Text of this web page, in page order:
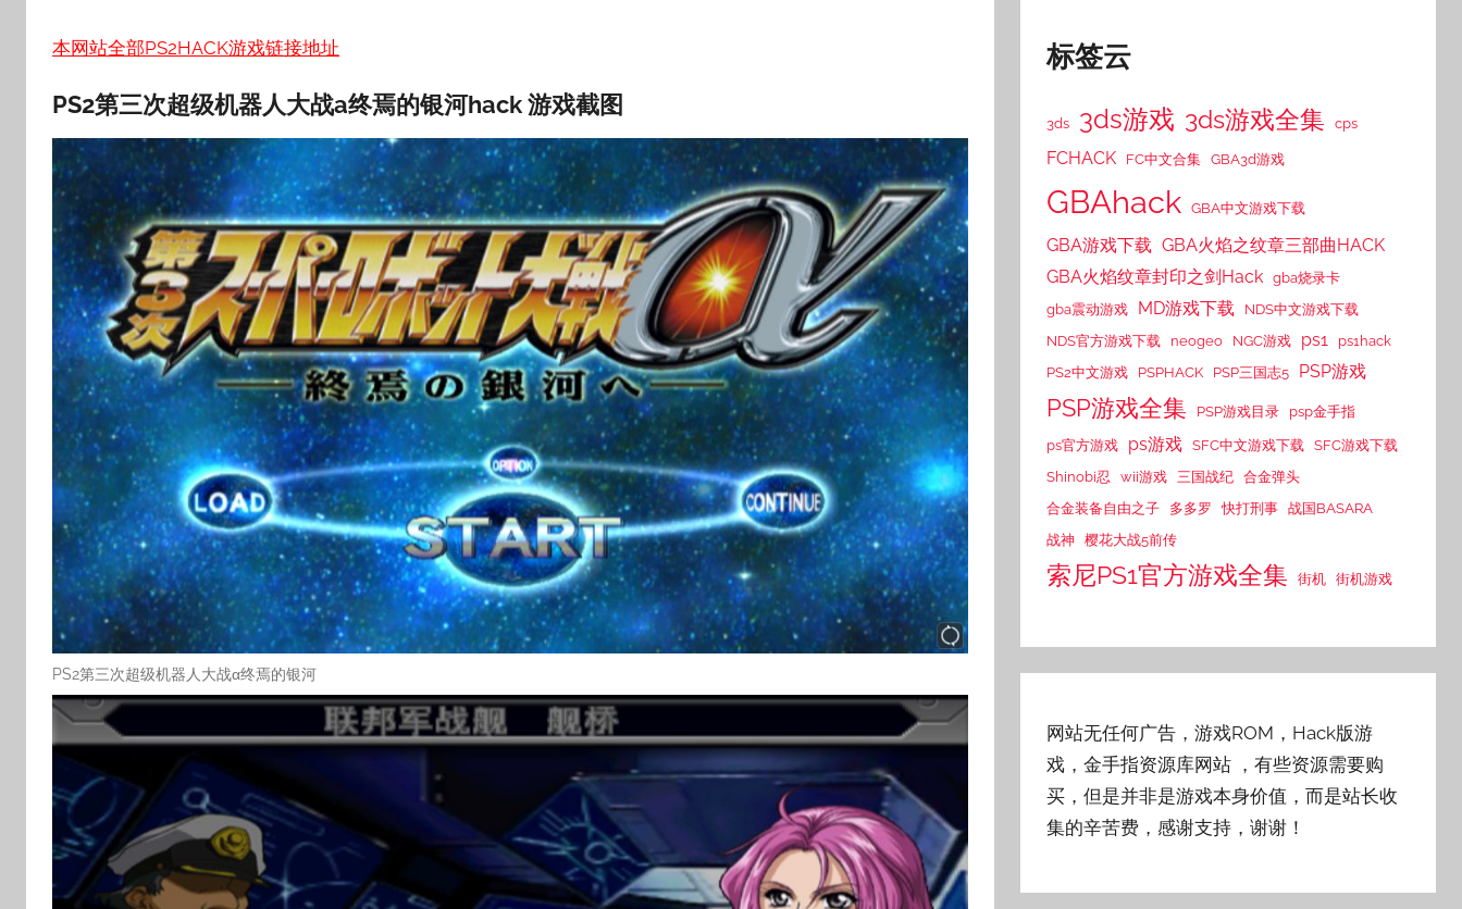
本网站全部PS2HACK游戏链接地址
PS2第三次超级机器人大战a终焉的银河hack 游戏截图
PS2第三次超级机器人大战α终焉的银河
标签云
3ds 3ds游戏 3ds游戏全集 cps
FCHACK FC中文合集 GBA3d游戏
GBAhack GBA中文游戏下载
GBA游戏下载 GBA火焰之纹章三部曲HACK
GBA火焰纹章封印之剑Hack gba烧录卡
gba震动游戏
MD游戏下载
NDS中文游戏下载
NDS官方游戏下载
neogeo NGC游戏 ps1
ps1hack
PS2中文游戏
PSPHACK PSP三国志5 PSP游戏
PSP游戏全集 PSP游戏目录
psp金手指
ps官方游戏
ps游戏 SFC中文游戏下载 SFC游戏下载
Shinobi忍
wii游戏 三国战纪 合金弹头
合金装备自由之子
多多罗 快打刑事 战国BASARA
战神
樱花大战5前传
索尼PS1官方游戏全集 街机 街机游戏
网站无任何广告，游戏ROM，Hack版游
戏，金手指资源库网站 ，有些资源需要购
买，但是并非是游戏本身价值，而是站长收
集的辛苦费，感谢支持，谢谢！